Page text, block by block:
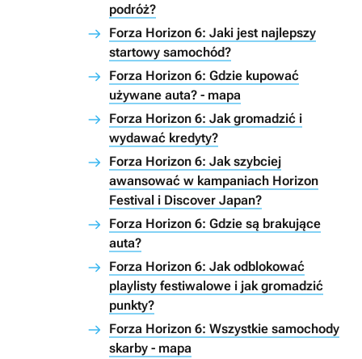
podróż?
Forza Horizon 6: Jaki jest najlepszy
startowy samochód?
Forza Horizon 6: Gdzie kupować
używane auta? - mapa
Forza Horizon 6: Jak gromadzić i
wydawać kredyty?
Forza Horizon 6: Jak szybciej
awansować w kampaniach Horizon
Festival i Discover Japan?
Forza Horizon 6: Gdzie są brakujące
auta?
Forza Horizon 6: Jak odblokować
playlisty festiwalowe i jak gromadzić
punkty?
Forza Horizon 6: Wszystkie samochody
skarby - mapa